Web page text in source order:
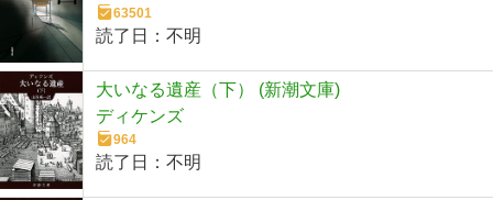
63501
読了日： 不明
大いなる遺産（下） (新潮文庫)
ディケンズ
964
読了日： 不明